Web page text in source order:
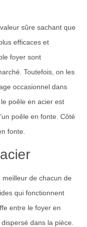
sûre sachant que
efficaces et
foyer sont
Toutefois, on les
occasionnel dans
poêle en acier est
poêle en fonte. Côté
fonte.
meilleur de chacun de
qui fonctionnent
entre le foyer en
dans la pièce.